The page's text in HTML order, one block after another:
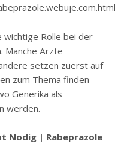
wichtige Rolle bei der
Manche Ärzte
setzen zuerst auf
zum Thema finden
Generika als
werden.
Nodig | Rabeprazole